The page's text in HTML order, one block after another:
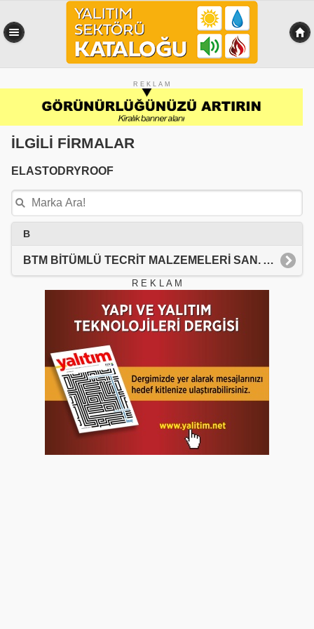
R E K L A M
İLGİLİ FİRMALAR
ELASTODRYROOF
B
BTM BİTÜMLÜ TECRİT MALZEMELERİ SAN. A.Ş.
R E K L A M